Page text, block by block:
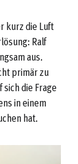
kurz die Luft
Ralf
aus.
primär zu
die Frage
in einem
hat.